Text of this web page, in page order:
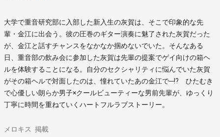
大学で重音研究部に入部した新入生の灰賀は、そこで印象的な先
輩・金江に出会う。彼の圧巻のギター演奏に魅了された灰賀だった
が、金江と話すチャンスをなかなか掴めないでいた。そんなある
日、重音部の飲み会に参加した灰賀は先輩の提案でゲイ向けの箱ヘ
ルを体験することになる。自分のセクシャリティに悩んでいた灰賀
がその箱ヘルで対面したのは、憧れていたあの金江で─!? ひたむき
で心優しい朗らか男子×クールビューティーな男前先輩が、ゆっくり
丁寧に時間を重ねていくハートフルラブストーリー。
メロキス 掲載